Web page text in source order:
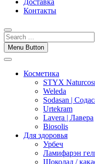
Доставка
Контакты
Menu Button
Косметика
STYX
Weleda
Sodasan |
Urtekram
Lavera | Лавера
Biosolis
Для здоровья
Урбеч
Ламифарэн
Шоколад /